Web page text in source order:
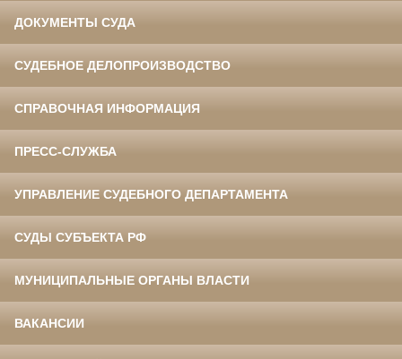
ДОКУМЕНТЫ СУДА
СУДЕБНОЕ ДЕЛОПРОИЗВОДСТВО
СПРАВОЧНАЯ ИНФОРМАЦИЯ
ПРЕСС-СЛУЖБА
УПРАВЛЕНИЕ СУДЕБНОГО ДЕПАРТАМЕНТА
СУДЫ СУБЪЕКТА РФ
МУНИЦИПАЛЬНЫЕ ОРГАНЫ ВЛАСТИ
ВАКАНСИИ